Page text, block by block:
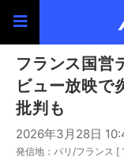
フランス国営
ビュー放映で
批判も
2026年3月28日
発信地：パリ/フランス [